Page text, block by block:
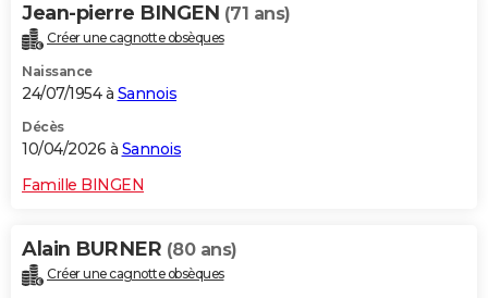
Jean-pierre BINGEN (71 ans)
Créer une cagnotte obsèques
Naissance
24/07/1954 à Sannois
Décès
10/04/2026 à Sannois
Famille BINGEN
Alain BURNER (80 ans)
Créer une cagnotte obsèques